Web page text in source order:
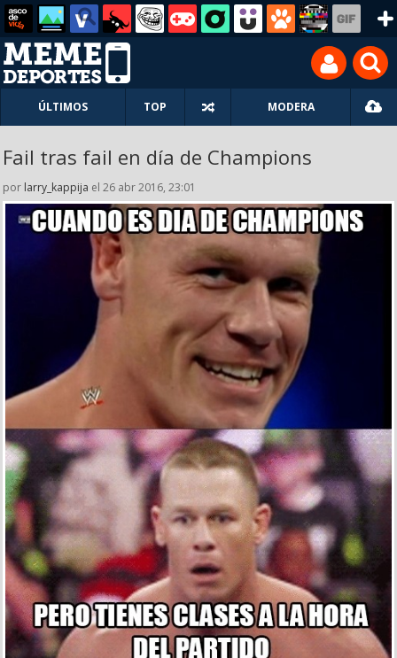
ÚLTIMOS TOP MODERA
Fail tras fail en día de Champions
por larry_kappija el 26 abr 2016, 23:01